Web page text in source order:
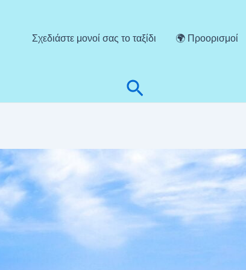
Σχεδιάστε μονοί σας το ταξίδι 🌍 Προορισμοί
Αναζήτηση